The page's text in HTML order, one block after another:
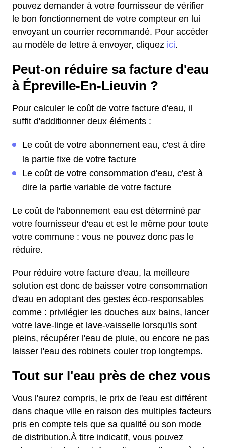
pouvez demander à votre fournisseur de vérifier
le bon fonctionnement de votre compteur en lui
envoyant un courrier recommandé. Pour accéder
au modèle de lettre à envoyer, cliquez ici.
Peut-on réduire sa facture d'eau
à Épreville-En-Lieuvin ?
Pour calculer le coût de votre facture d'eau, il
suffit d'additionner deux éléments :
Le coût de votre abonnement eau, c'est à dire
la partie fixe de votre facture
Le coût de votre consommation d'eau, c'est à
dire la partie variable de votre facture
Le coût de l'abonnement eau est déterminé par
votre fournisseur d'eau et est le même pour toute
votre commune : vous ne pouvez donc pas le
réduire.
Pour réduire votre facture d'eau, la meilleure
solution est donc de baisser votre consommation
d'eau en adoptant des gestes éco-responsables
comme : privilégier les douches aux bains, lancer
votre lave-linge et lave-vaisselle lorsqu'ils sont
pleins, récupérer l'eau de pluie, ou encore ne pas
laisser l'eau des robinets couler trop longtemps.
Tout sur l'eau près de chez vous
Vous l'aurez compris, le prix de l'eau est différent
dans chaque ville en raison des multiples facteurs
pris en compte tels que sa qualité ou son mode
de distribution.À titre indicatif, vous pouvez